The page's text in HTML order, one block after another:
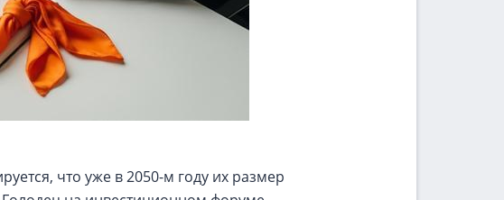
что уже в 2050-м году их размер